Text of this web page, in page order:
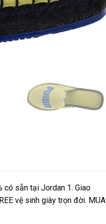
có sẵn tại Jordan 1. Giao
vệ sinh giày trọn đời. MUA